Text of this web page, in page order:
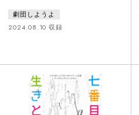
ララ、新入り・似鳥さんを軸に、
嘘とフェイクが交差する。誰かが
――プレイタイムが終わるまで
劇団しようよ
2024.08.10 収録